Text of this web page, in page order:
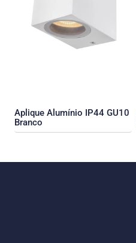
Aplique Alumínio IP44 GU10
Branco